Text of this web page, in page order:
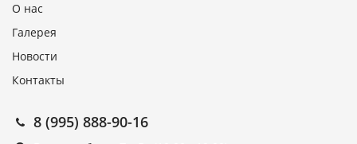
О нас
Галерея
Новости
Контакты
8 (995) 888-90-16